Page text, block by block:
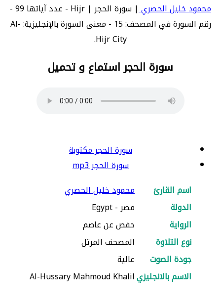
محمود خليل الحصري
| سورة الحجر | Hijr - عدد آياتها 99 -
رقم السورة في المصحف: 15 - معنى السورة بالإنجليزية: Al-
Hijr City.
سورة الحجر استماع و تحميل
سورة الحجر مكتوبة
سورة الحجر mp3
اسم القارئ
محمود خليل الحصري
الدولة
مصر - Egypt
الرواية
حفص عن عاصم
نوع التلاوة
المصحف المرتل
جودة الصوت
عالية
الاسم بالانجليزيAl-Hussary Mahmoud Khalil